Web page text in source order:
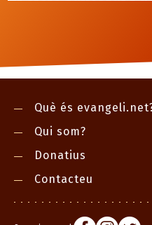
Què és
Qui som?
Donatius
Contacteu